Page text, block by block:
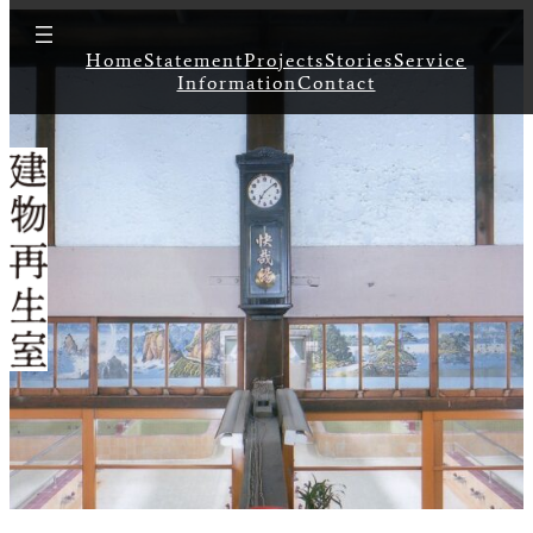
HomeStatementProjectsStoriesService
InformationContact
Project